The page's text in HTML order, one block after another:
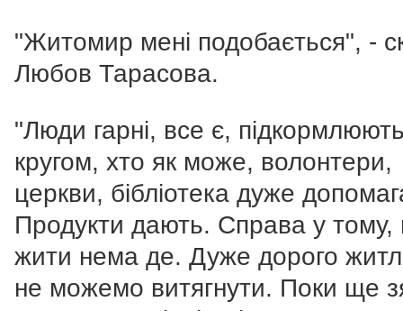
"Житомир мені подобається", -
Любов Тарасова.
"Люди гарні, все є, підкормлюють
кругом, хто як може, волонтери,
церкви, бібліотека дуже
Продукти дають. Справа у
жити нема де. Дуже дорого
не можемо витягнути. Поки ще